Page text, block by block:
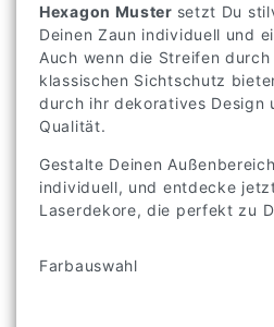
Hexagon Muster setzt Du
Deinen Zaun individuell und
Auch wenn die Streifen
klassischen Sichtschutz
durch ihr dekoratives Design
Qualität.
Gestalte Deinen
individuell, und entdecke
Laserdekore, die perfekt zu
Farbauswahl